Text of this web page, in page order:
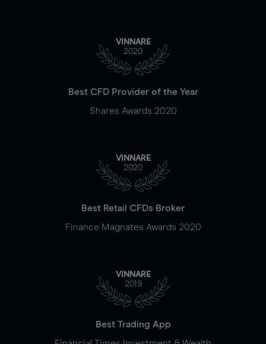
VINNARE
2020
Best CFD Provider of the Year
Shares Awards 2020
VINNARE
2020
Best Retail CFDs Broker
Finance Magnates Awards 2020
VINNARE
2019
Best Trading App